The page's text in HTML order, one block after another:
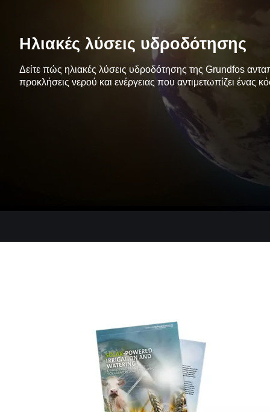
Ηλιακές λύσεις υδροδότησης
Δείτε πώς ηλιακές λύσεις υδροδότησης της Grundfos
προκλήσεις νερού και ενέργειας που αντιμετωπίζει ένας